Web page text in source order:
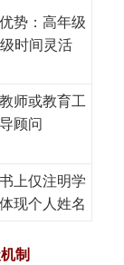
势：高年级
时间灵活
师或教育工
顾问
上仅注明学
现个人姓名
制